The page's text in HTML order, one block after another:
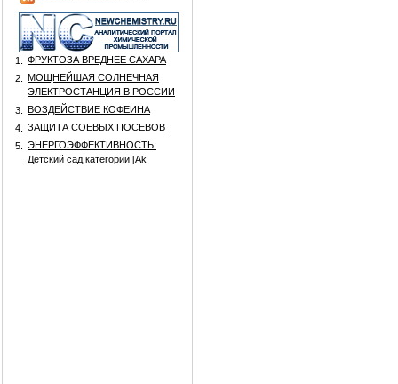
1.
ФРУКТОЗА ВРЕДНЕЕ САХАРА
2.
МОЩНЕЙШАЯ СОЛНЕЧНАЯ
ЭЛЕКТРОСТАНЦИЯ В РОССИИ
3.
ВОЗДЕЙСТВИЕ КОФЕИНА
4.
ЗАЩИТА СОЕВЫХ ПОСЕВОВ
5.
ЭНЕРГОЭФФЕКТИВНОСТЬ:
Детский сад категории [Аk